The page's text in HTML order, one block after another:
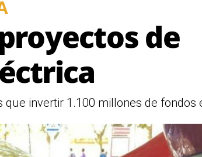
de
invertir 1.100 millones de fondos